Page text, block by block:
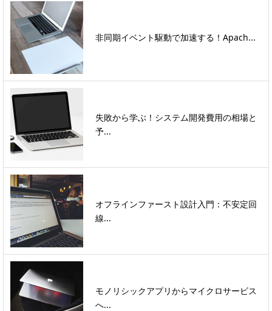
非同期イベント駆動で加速する！Apach...
失敗から学ぶ！システム開発費用の相場と
予...
オフラインファースト設計入門：不安定回
線...
モノリシックアプリからマイクロサービス
へ...